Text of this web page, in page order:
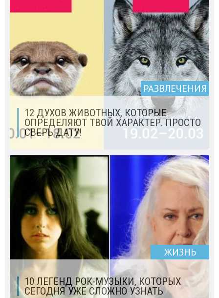
РАЗВЛЕЧЕНИЯ
12 ДУХОВ ЖИВОТНЫХ, КОТОРЫЕ
ОПРЕДЕЛЯЮТ ТВОЙ ХАРАКТЕР. ПРОСТО
СВЕРЬ ДАТУ!
ЖИЗНЬ
10 ЛЕГЕНД РОК-МУЗЫКИ, КОТОРЫХ
СЕГОДНЯ УЖЕ СЛОЖНО УЗНАТЬ